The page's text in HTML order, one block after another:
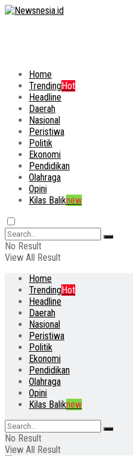
Home
TrendingHot
Headline
Daerah
Nasional
Peristiwa
Politik
Ekonomi
Pendidikan
Olahraga
Opini
Kilas Baliknew
No Result
View All Result
Home
TrendingHot
Headline
Daerah
Nasional
Peristiwa
Politik
Ekonomi
Pendidikan
Olahraga
Opini
Kilas Baliknew
No Result
View All Result